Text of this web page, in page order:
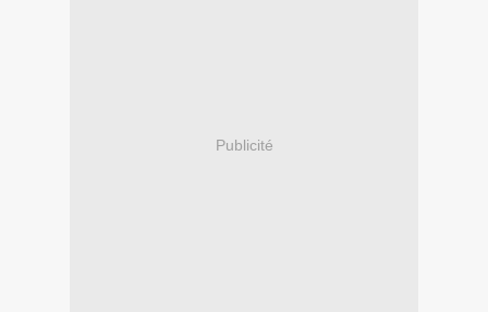
Publicité